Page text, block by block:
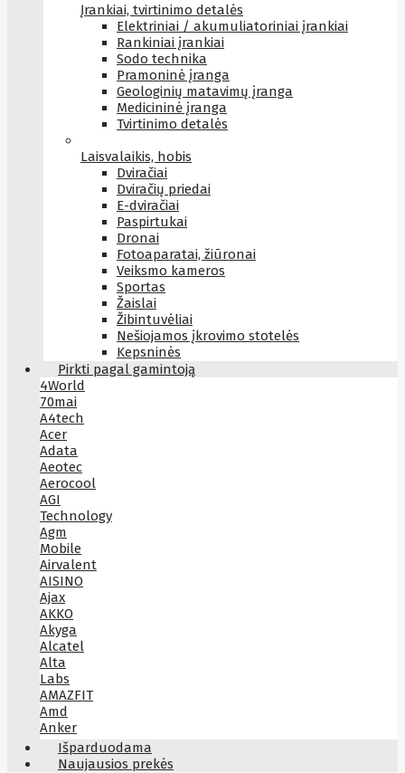
Įrankiai, tvirtinimo detalės
Elektriniai / akumuliatoriniai įrankiai
Rankiniai įrankiai
Sodo technika
Pramoninė įranga
Geologinių matavimų įranga
Medicininė įranga
Tvirtinimo detalės
Laisvalaikis, hobis
Dviračiai
Dviračių priedai
E-dviračiai
Paspirtukai
Dronai
Fotoaparatai, žiūronai
Veiksmo kameros
Sportas
Žaislai
Žibintuvėliai
Nešiojamos įkrovimo stotelės
Kepsninės
Pirkti pagal gamintoją
4World
70mai
A4tech
Acer
Adata
Aeotec
Aerocool
AGI
Technology
Agm
Mobile
Airvalent
AISINO
Ajax
AKKO
Akyga
Alcatel
Alta
Labs
AMAZFIT
Amd
Anker
Antec
Aoc
Išparduodama
Naujausios prekės